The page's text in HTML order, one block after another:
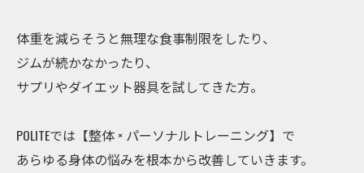
体重を減らそうと無理な食事制限をしたり、
ジムが続かなかったり、
サプリやダイエット器具を試してきた方。
POLITEでは【整体 × パーソナルトレーニング】で
あらゆる身体の悩みを根本から改善していきます。